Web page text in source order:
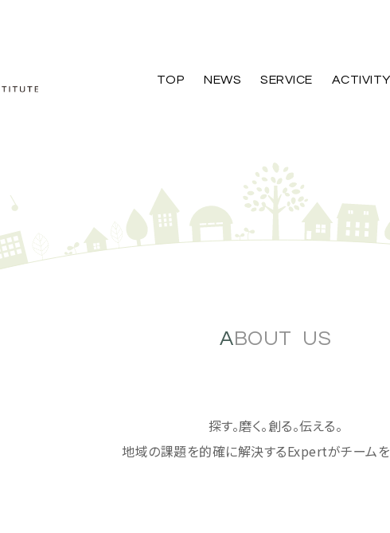
TOP NEWS SERVICE ACTIVITY
ABOUT US
探す。磨く。創る。伝える。
地域の課題を的確に解決するExpertがチーム